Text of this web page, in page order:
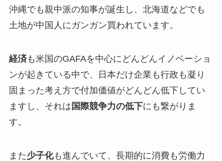
沖縄でも親中派の知事が誕生し、北海道などでも
土地が中国人にガンガン買われています。
経済も米国のGAFAを中心にどんどんイノベーショ
ンが起きている中で、日本だけ企業も行政も凝り
固まった考え方で付加価値がどんどん低下してい
ますし、それは 国際競争力の低下にも繋がりま
す。
また少子化も進んでいて、長期的に消費も労働力